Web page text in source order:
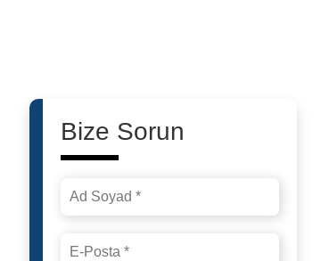
Bize Sorun